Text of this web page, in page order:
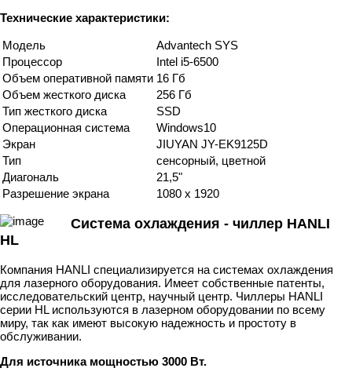
Технические характеристики:
Модель
Advantech SYS
Процессор
Intel i5-6500
Объем оперативной памяти 16 Гб
Объем жесткого диска
256 Гб
Тип жесткого диска
SSD
Операционная система
Windows10
Экран
JIUYAN JY-EK9125D
Тип
сенсорный, цветной
Диагональ
21,5"
Разрешение экрана
1080 х 1920
Система охлаждения - чиллер HANLI
HL
Компания HANLI специализируется на системах охлаждения
для лазерного оборудования. Имеет собственные патенты,
исследовательский центр, научный центр. Чиллеры HANLI
серии HL используются в лазерном оборудовании по всему
миру, так как имеют высокую надежность и простоту в
обслуживании.
Для источника мощностью 3000 Вт.